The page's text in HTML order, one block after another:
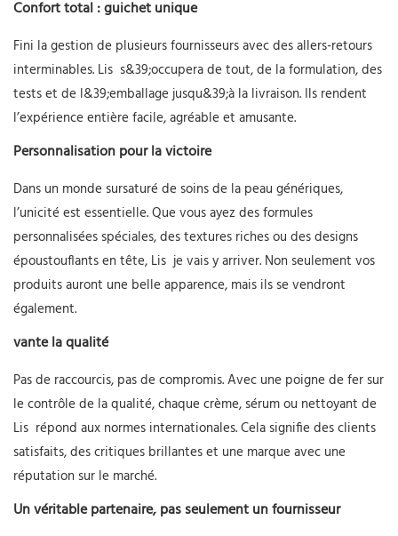
Confort total : guichet unique
Fini la gestion de plusieurs fournisseurs avec des allers-retours
interminables. Lis s&39;occupera de tout, de la formulation, des
tests et de l&39;emballage jusqu&39;à la livraison. Ils rendent
l’expérience entière facile, agréable et amusante.
Personnalisation pour la victoire
Dans un monde sursaturé de soins de la peau génériques,
l’unicité est essentielle. Que vous ayez des formules
personnalisées spéciales, des textures riches ou des designs
époustouflants en tête, Lis je vais y arriver. Non seulement vos
produits auront une belle apparence, mais ils se vendront
également.
vante la qualité
Pas de raccourcis, pas de compromis. Avec une poigne de fer sur
le contrôle de la qualité, chaque crème, sérum ou nettoyant de
Lis répond aux normes internationales. Cela signifie des clients
satisfaits, des critiques brillantes et une marque avec une
réputation sur le marché.
Un véritable partenaire, pas seulement un fournisseur